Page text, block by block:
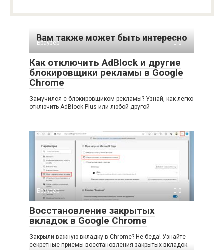
Вам также может быть интересно
Браузер 0
Как отключить AdBlock и другие
блокировщики рекламы в Google
Chrome
Замучился с блокировщиком рекламы? Узнай, как легко
отключить AdBlock Plus или любой другой
Браузер 0
Восстановление закрытых
вкладок в Google Chrome
Закрыли важную вкладку в Chrome? Не беда! Узнайте
секретные приемы восстановления закрытых вкладок